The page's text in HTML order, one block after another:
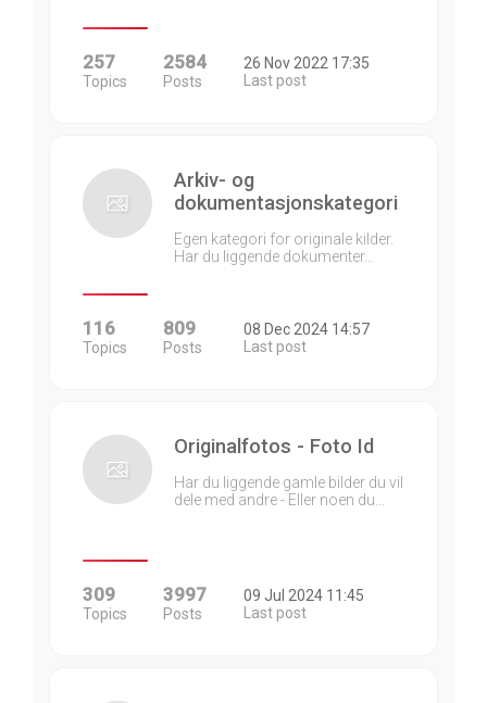
257
Topics
2584
Posts
26 Nov 2022 17:35
Last post
Arkiv- og
dokumentasjonskategori
Egen kategori for originale kilder.
Har du liggende dokumenter…
116
Topics
809
Posts
08 Dec 2024 14:57
Last post
Originalfotos - Foto Id
Har du liggende gamle bilder du vil
dele med andre - Eller noen du…
309
Topics
3997
Posts
09 Jul 2024 11:45
Last post